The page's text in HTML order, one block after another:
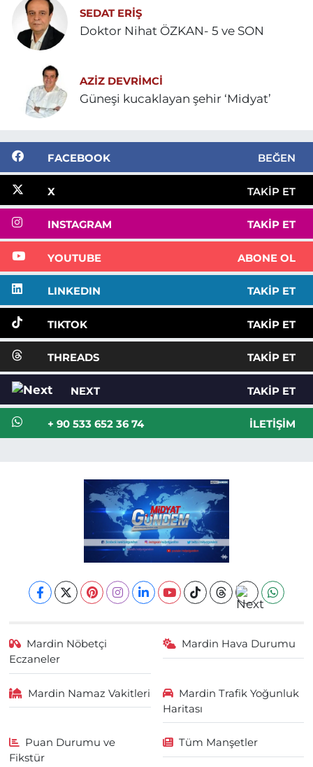
SEDAT ERİŞ
Doktor Nihat ÖZKAN- 5 ve SON
AZIZ DEVRIMCI
Güneşi kucaklayan şehir ‘Midyat’
FACEBOOK BEĞEN
X TAKIP ET
INSTAGRAM TAKIP ET
YOUTUBE ABONE OL
LINKEDIN TAKIP ET
TIKTOK TAKIP ET
THREADS TAKIP ET
NEXT TAKIP ET
+ 90 533 652 36 74 İLETIŞIM
Mardin Nöbetçi
Eczaneler
Mardin Hava Durumu
Mardin Namaz Vakitleri
Mardin Trafik Yoğunluk
Haritası
Puan Durumu ve
Fikstür
Tüm Manşetler